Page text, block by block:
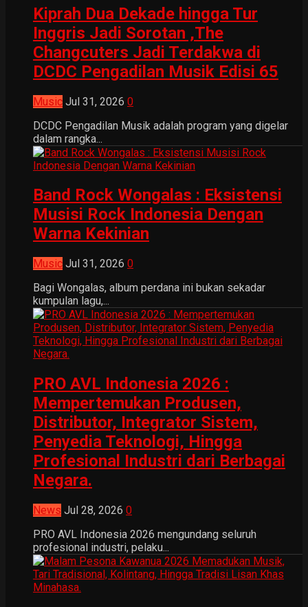
Kiprah Dua Dekade hingga Tur
Inggris Jadi Sorotan ,The
Changcuters Jadi Terdakwa di
DCDC Pengadilan Musik Edisi 65
Music Jul 31, 2026 0
DCDC Pengadilan Musik adalah program yang digelar
dalam rangka...
Band Rock Wongalas : Eksistensi
Musisi Rock Indonesia Dengan
Warna Kekinian
Music Jul 31, 2026 0
Bagi Wongalas, album perdana ini bukan sekadar
kumpulan lagu,...
PRO AVL Indonesia 2026 :
Mempertemukan Produsen,
Distributor, Integrator Sistem,
Penyedia Teknologi, Hingga
Profesional Industri dari Berbagai
Negara.
News Jul 28, 2026 0
PRO AVL Indonesia 2026 mengundang seluruh
profesional industri, pelaku...